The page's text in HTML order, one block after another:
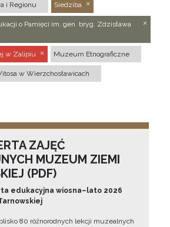
i Regionu Siedziba
o Pamięci im. gen. bryg. Zdzisława
w Zalipiu Muzeum Etnograficzne
w Wierzchosławicach
ZAJĘĆ
MUZEUM ZIEMI
(PDF)
edukacyjna wiosna–lato 2026
80 różnorodnych lekcji muzealnych